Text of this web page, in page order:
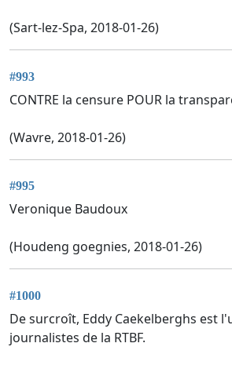
(Sart-lez-Spa, 2018-01-26)
#993
CONTRE la censure POUR la
(Wavre, 2018-01-26)
#995
Veronique Baudoux
(Houdeng goegnies, 2018-01-26)
#1000
De surcroît, Eddy Caekelberghs est
journalistes de la RTBF.